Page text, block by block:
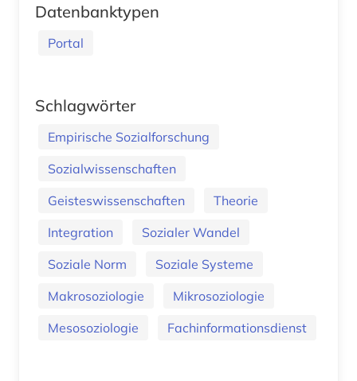
Datenbanktypen
Portal
Schlagwörter
Empirische Sozialforschung
Sozialwissenschaften
Geisteswissenschaften
Theorie
Integration
Sozialer Wandel
Soziale Norm
Soziale Systeme
Makrosoziologie
Mikrosoziologie
Mesosoziologie
Fachinformationsdienst